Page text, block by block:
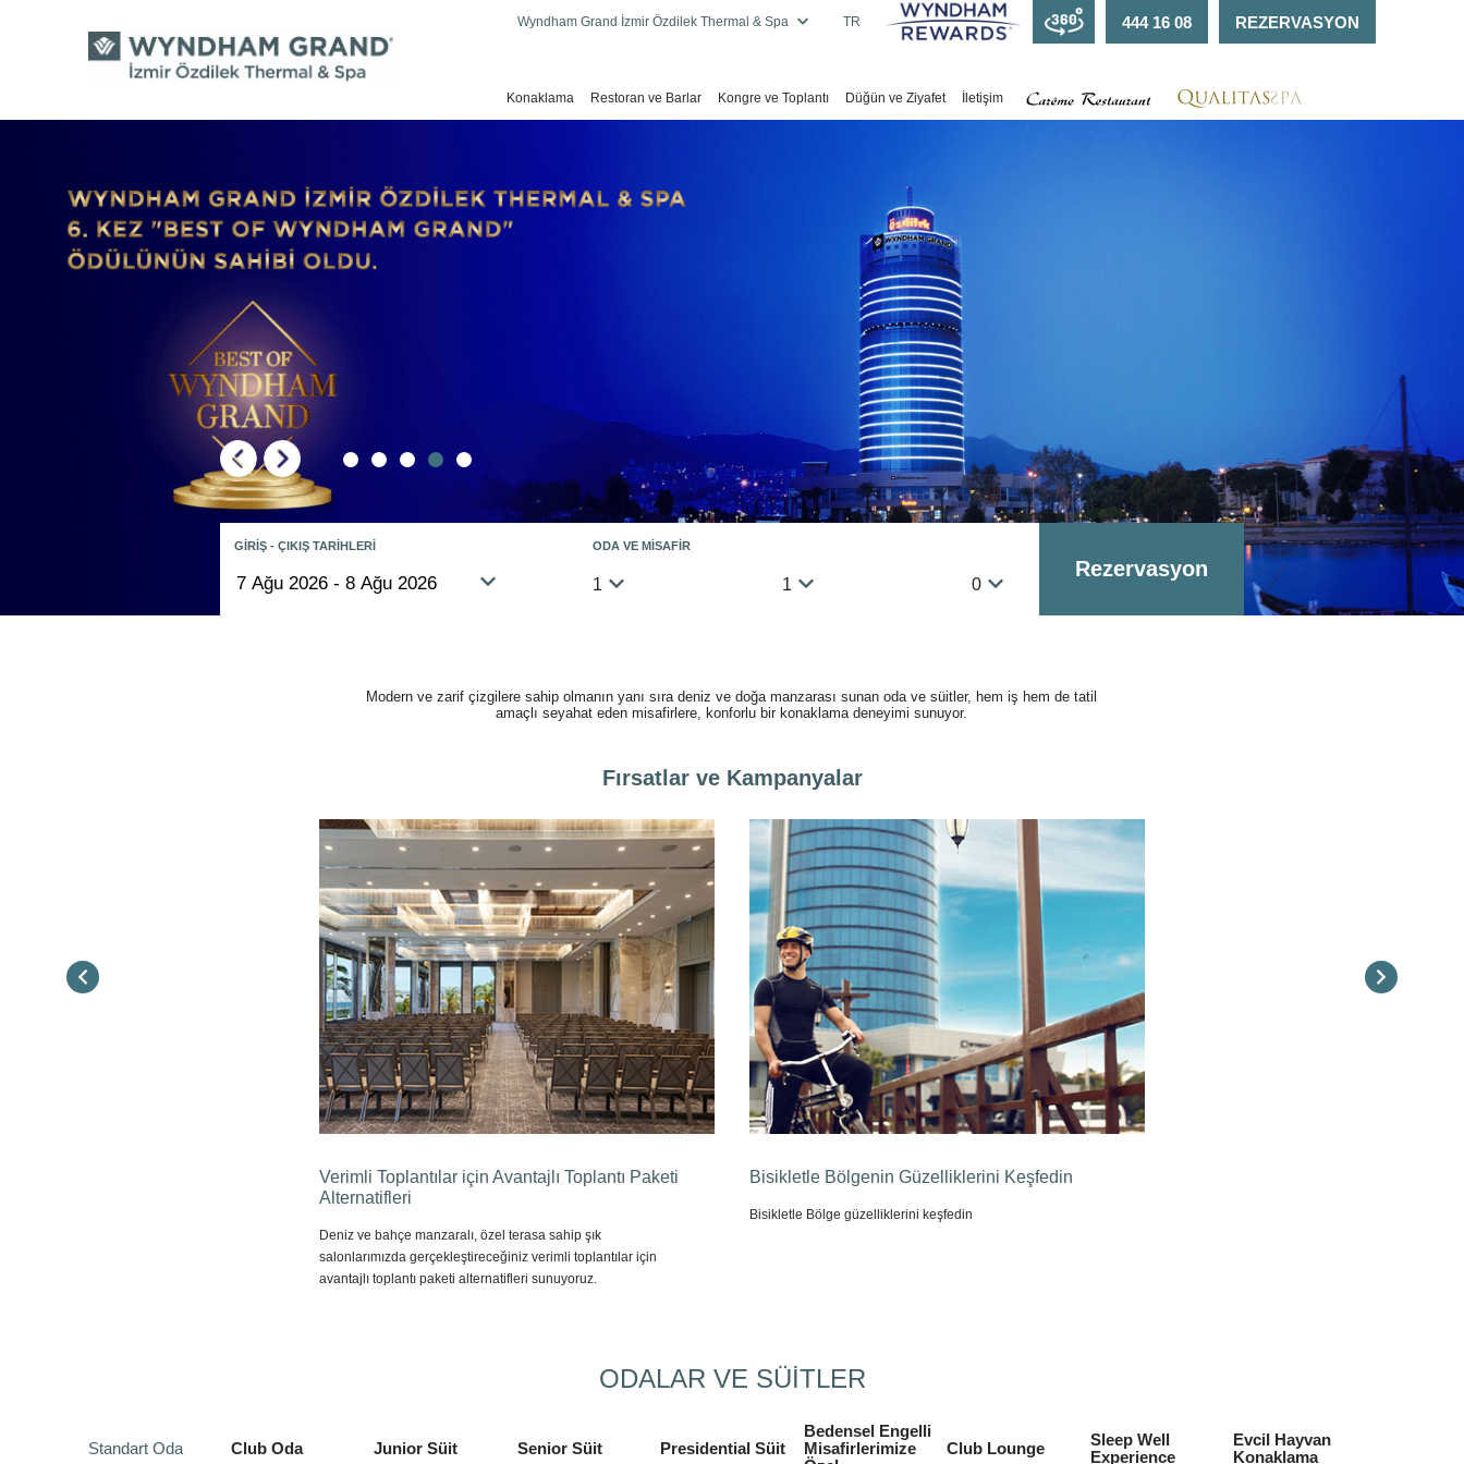
Wyndham Grand İzmir Özdilek Thermal & Spa TR 444 16 08 REZERVASYON
Konaklama Restoran ve Barlar Kongre ve Toplantı Düğün ve Ziyafet İletişim
GİRİŞ - ÇIKIŞ TARİHLERİ ODA VE MİSAFİR
1 1 0
Rezervasyon
Modern ve zarif çizgilere sahip olmanın yanı sıra deniz ve doğa manzarası sunan oda ve süitler, hem iş hem de tatil
amaçlı seyahat eden misafirlere, konforlu bir konaklama deneyimi sunuyor.
Fırsatlar ve Kampanyalar
Verimli Toplantılar için Avantajlı Toplantı Paketi
Alternatifleri
Deniz ve bahçe manzaralı, özel terasa sahip şık
salonlarımızda gerçekleştireceğiniz verimli toplantılar için
avantajlı toplantı paketi alternatifleri sunuyoruz.
Bisikletle Bölgenin Güzelliklerini Keşfedin
Bisikletle Bölge güzelliklerini keşfedin
ODALAR VE SÜİTLER
Standart Oda Club Oda Junior Süit Senior Süit Presidential Süit
Bedensel Engelli
Misafirlerimize
Club Lounge
Sleep Well
Experience
Evcil Hayvan
Konaklama